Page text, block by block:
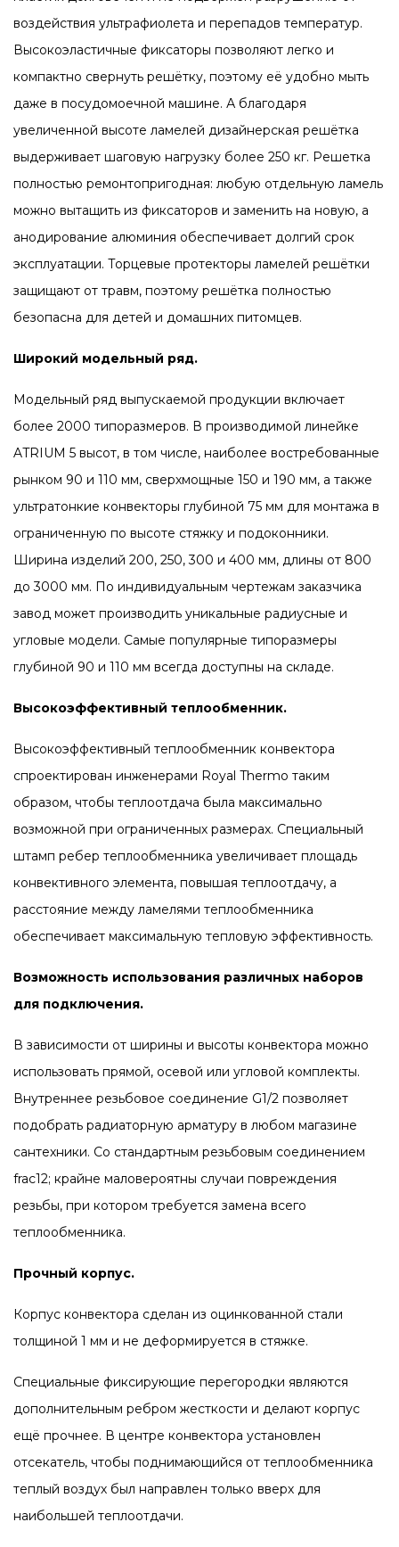
воздействия ультрафиолета и перепадов температур.
Высокоэластичные фиксаторы позволяют легко и
компактно свернуть решётку, поэтому её удобно мыть
даже в посудомоечной машине. А благодаря
увеличенной высоте ламелей дизайнерская решётка
выдерживает шаговую нагрузку более 250 кг. Решетка
полностью ремонтопригодная: любую отдельную ламель
можно вытащить из фиксаторов и заменить на новую, а
анодирование алюминия обеспечивает долгий срок
эксплуатации. Торцевые протекторы ламелей решётки
защищают от травм, поэтому решётка полностью
безопасна для детей и домашних питомцев.
Широкий модельный ряд.
Модельный ряд выпускаемой продукции включает
более 2000 типоразмеров. В производимой линейке
ATRIUM 5 высот, в том числе, наиболее востребованные
рынком 90 и 110 мм, сверхмощные 150 и 190 мм, а также
ультратонкие конвекторы глубиной 75 мм для монтажа в
ограниченную по высоте стяжку и подоконники.
Ширина изделий 200, 250, 300 и 400 мм, длины от 800
до 3000 мм. По индивидуальным чертежам заказчика
завод может производить уникальные радиусные и
угловые модели. Самые популярные типоразмеры
глубиной 90 и 110 мм всегда доступны на складе.
Высокоэффективный теплообменник.
Высокоэффективный теплообменник конвектора
спроектирован инженерами Royal Thermo таким
образом, чтобы теплоотдача была максимально
возможной при ограниченных размерах. Специальный
штамп ребер теплообменника увеличивает площадь
конвективного элемента, повышая теплоотдачу, а
расстояние между ламелями теплообменника
обеспечивает максимальную тепловую эффективность.
Возможность использования различных наборов
для подключения.
В зависимости от ширины и высоты конвектора можно
использовать прямой, осевой или угловой комплекты.
Внутреннее резьбовое соединение G1/2 позволяет
подобрать радиаторную арматуру в любом магазине
сантехники. Со стандартным резьбовым соединением
frac12; крайне маловероятны случаи повреждения
резьбы, при котором требуется замена всего
теплообменника.
Прочный корпус.
Корпус конвектора сделан из оцинкованной стали
толщиной 1 мм и не деформируется в стяжке.
Специальные фиксирующие перегородки являются
дополнительным ребром жесткости и делают корпус
ещё прочнее. В центре конвектора установлен
отсекатель, чтобы поднимающийся от теплообменника
теплый воздух был направлен только вверх для
наибольшей теплоотдачи.